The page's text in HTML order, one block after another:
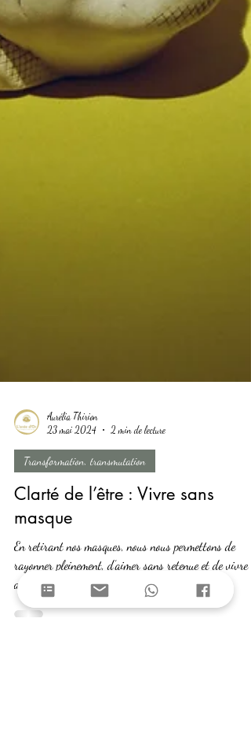
23 mai 2024
2 min de lecture
Transformation, transmutation
Clarté de l’être : Vivre sans
masque
En retirant nos masques, nous nous permettons de
rayonner pleinement, d’aimer sans retenue et de vivre
avec intégrité.